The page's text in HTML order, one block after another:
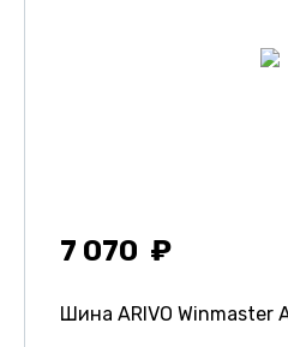
7 070
Шина ARIVO Winmaster